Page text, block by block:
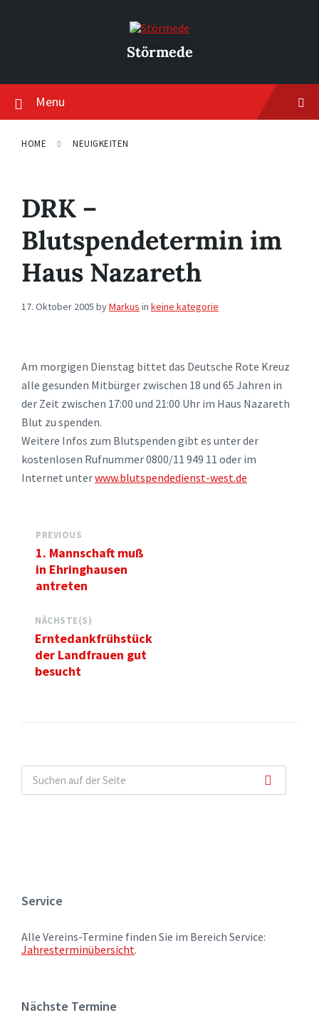
Störmede
Menu
HOME NEUIGKEITEN
DRK –
Blutspendetermin im
Haus Nazareth
17. Oktober 2005 byMarkus in keine kategorie
Am morgigen Dienstag bittet das Deutsche Rote Kreuz
alle gesunden Mitbürger zwischen 18 und 65 Jahren in
der Zeit zwischen 17:00 und 21:00 Uhr im Haus Nazareth
Blut zu spenden.
Weitere Infos zum Blutspenden gibt es unter der
kostenlosen Rufnummer 0800/11 949 11 oder im
Internet unterwww.blutspendedienst-west.de
PREVIOUS
1. Mannschaft muß
in Ehringhausen
antreten
NÄCHSTE(S)
Erntedankfrühstück
der Landfrauen gut
besucht
Service
Alle Vereins-Termine finden Sie im Bereich Service:
Jahresterminübersicht.
Nächste Termine